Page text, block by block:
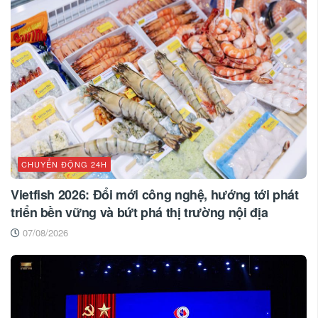
CHUYỂN ĐỘNG 24H
Vietfish 2026: Đổi mới công nghệ, hướng tới phát
triển bền vững và bứt phá thị trường nội địa
07/08/2026